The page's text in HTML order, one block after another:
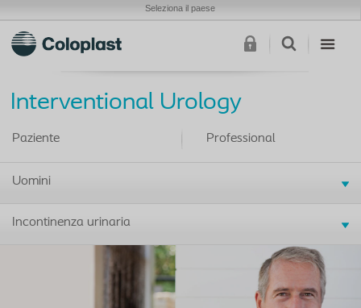
Seleziona il paese
Interventional Urology
Paziente
Uomini
Incontinenza urinaria
Professional